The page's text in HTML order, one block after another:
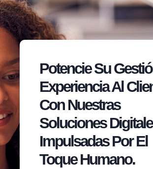
Potencie Su
Experiencia Al
Con Nuestras
Soluciones
Impulsadas Por El
Toque Humano.